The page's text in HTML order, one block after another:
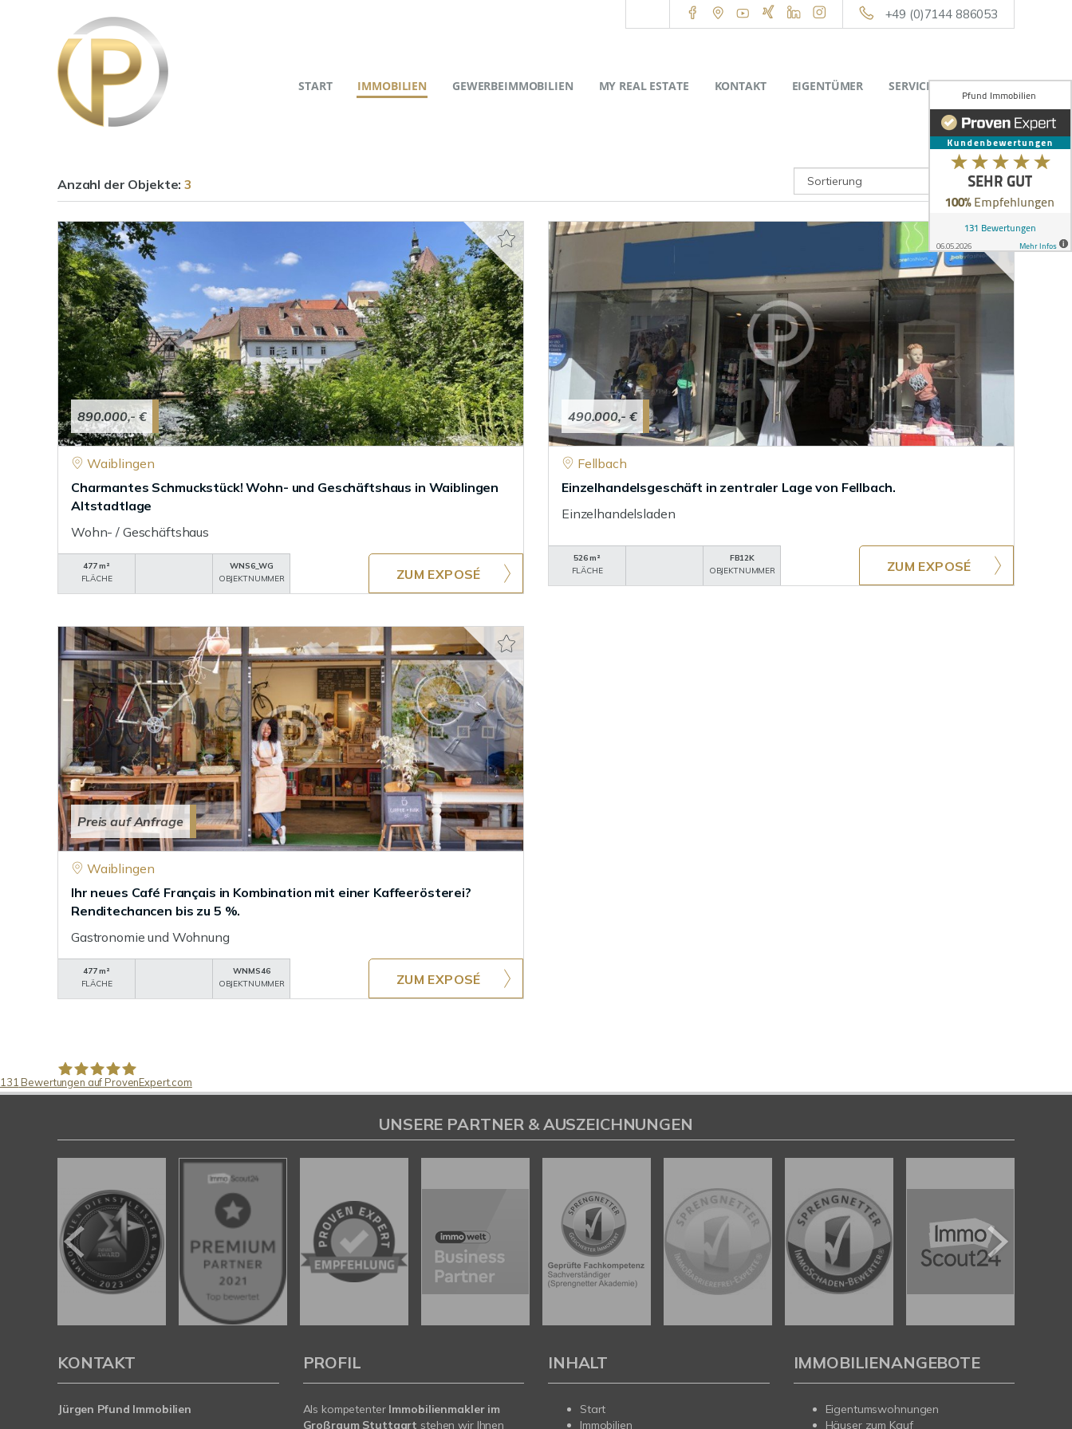
+49 (0)7144 886053
START IMMOBILIEN GEWERBEIMMOBILIEN MY REAL ESTATE KONTAKT EIGENTÜMER SERVICE ÜBER UNS
Anzahl der Objekte:3
890.000,- €
Waiblingen
Charmantes Schmuckstück! Wohn- und Geschäftshaus in Waiblingen
Altstadtlage
Wohn- / Geschäftshaus
477 m²
FLÄCHE
WNS6_WG
OBJEKTNUMMER
ZUM EXPOSÉ
490.000,- €
Fellbach
Einzelhandelsgeschäft in zentraler Lage von Fellbach.
Einzelhandelsladen
526 m²
FLÄCHE
FB12K
OBJEKTNUMMER
ZUM EXPOSÉ
Preis auf Anfrage
Waiblingen
Ihr neues Café Français in Kombination mit einer Kaffeerösterei?
Renditechancen bis zu 5 %.
Gastronomie und Wohnung
477 m²
FLÄCHE
WNMS46
OBJEKTNUMMER
ZUM EXPOSÉ
131 Bewertungen auf ProvenExpert.com
UNSERE PARTNER & AUSZEICHNUNGEN
KONTAKT
Jürgen Pfund Immobilien
PROFIL
Als kompetenter Immobilienmakler im
Großraum Stuttgart stehen wir Ihnen
INHALT
Start
Immobilien
IMMOBILIENANGEBOTE
Eigentumswohnungen
Häuser zum Kauf